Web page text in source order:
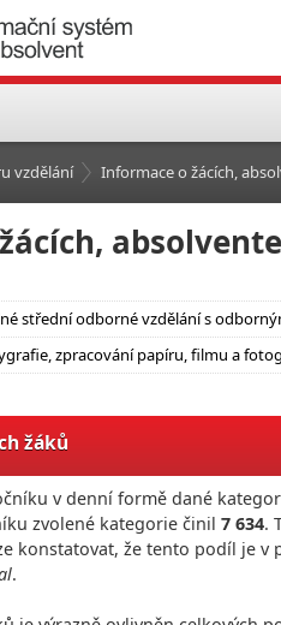
vzdělání Informace o žácích,
střední odborné vzdělání s
zpracování papíru, filmu a
žáků
v denní formě dané
zvolené kategorie činil 7 634.
konstatovat, že tento podíl je
.